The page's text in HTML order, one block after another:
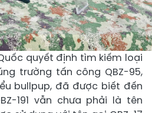
quyết định tìm kiếm loại
trường tấn công QBZ-95,
bullpup, đã được biết đến
191 vẫn chưa phải là tên